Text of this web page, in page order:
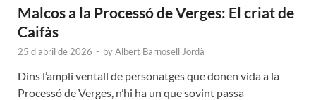
Malcos a la Processó de Verges: El criat de
Caifàs
25 d'abril de 2026 - byAlbert Barnosell Jordà
Dins l’ampli ventall de personatges que donen vida a la
Processó de Verges, n’hi ha un que sovint passa